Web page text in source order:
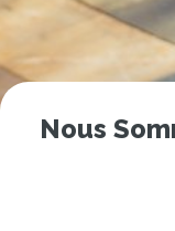
Nous